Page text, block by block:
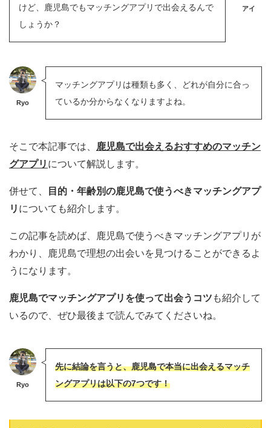
けど、鹿児島でもマッチングアプリで出会えるんで
しょうか？
アイ
Ryo
マッチングアプリは種類も多く、どれが自分に合っ
ているか分からなくなりますよね。
そこで本記事では、
鹿児島で出会えるおすすめのマッチン
グアプリ について解説します。
併せて、
目的・年齢別の鹿児島で使うべきマッチングアプ
リ についても紹介します。
この記事を読めば、鹿児島で使うべきマッチングアプリが
わかり、鹿児島で理想の出会いを見つけることができるよ
うになります。
鹿児島でマッチングアプリを使って出会うコツ も紹介して
いるので、ぜひ最後まで読んでみてくださいね。
Ryo
先に結論を言うと、鹿児島で本当に出会えるマッチ
ングアプリは以下の7つです！